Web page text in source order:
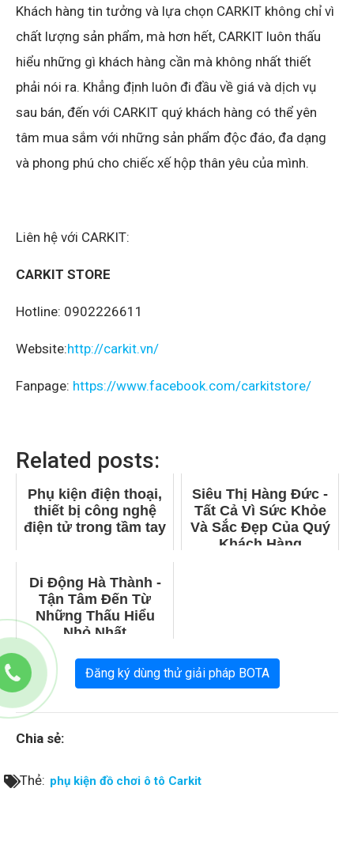
Khách hàng tin tưởng và lựa chọn CARKIT không chỉ vì
chất lượng sản phẩm, mà hơn hết, CARKIT luôn thấu
hiểu những gì khách hàng cần mà không nhất thiết
phải nói ra. Khẳng định luôn đi đầu về giá và dịch vụ
sau bán, đến với CARKIT quý khách hàng có thể yên
tâm mua sắm với những sản phẩm độc đáo, đa dạng
và phong phú cho chiếc xế hộp thân yêu của mình.
Liên hệ với CARKIT:
CARKIT STORE
Hotline: 0902226611
Website:http://carkit.vn/
Fanpage: https://www.facebook.com/carkitstore/
Related posts:
Phụ kiện điện thoại,
thiết bị công nghệ
điện tử trong tầm tay
Siêu Thị Hàng Đức -
Tất Cả Vì Sức Khỏe
Và Sắc Đẹp Của Quý
Khách Hàng
Di Động Hà Thành -
Tận Tâm Đến Từ
Những Thấu Hiểu
Nhỏ Nhất
Đăng ký dùng thử giải pháp BOTA
Chia sẻ:
Thẻ: phụ kiện đồ chơi ô tô Carkit